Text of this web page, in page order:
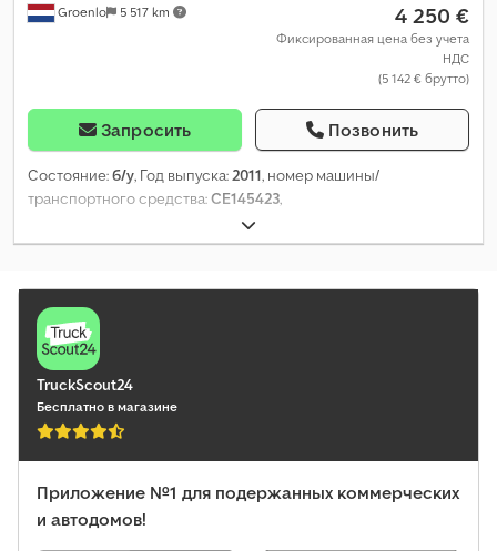
Groenlo 5 517 km 4 250 €
Фиксированная цена без учета
НДС
(5 142 € брутто)
Запросить Позвонить
Состояние:б/у, Год выпуска:2011, номер машины/
транспортного средства:CE145423,
TruckScout24
Бесплатно в магазине
Приложение №1 для подержанных коммерческих
и автодомов!